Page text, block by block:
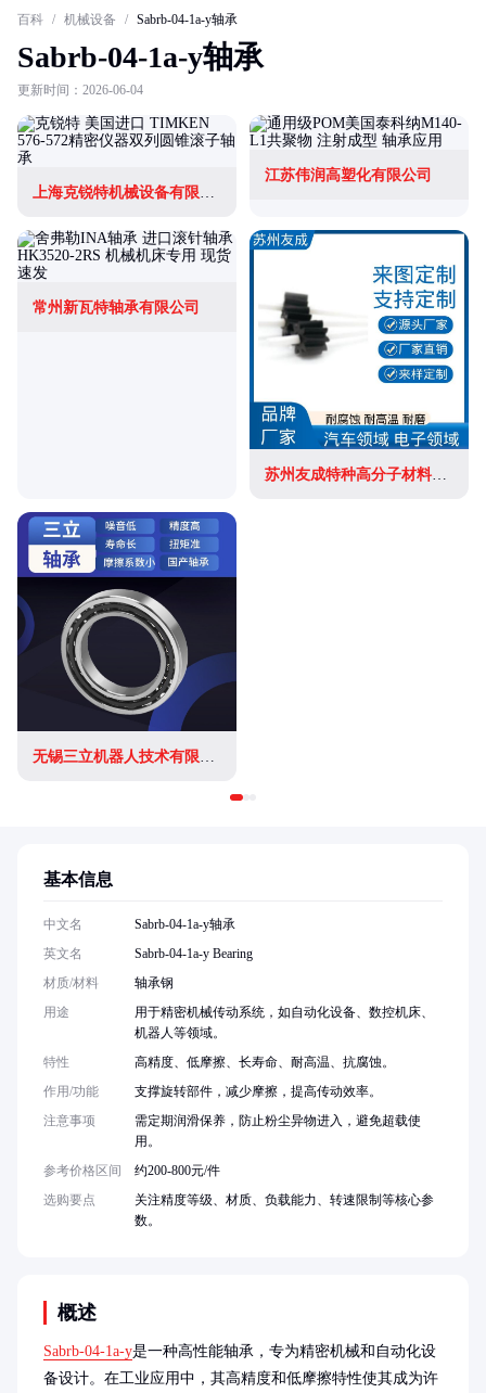
百科 / 机械设备 / Sabrb-04-1a-y轴承
Sabrb-04-1a-y轴承
更新时间：2026-06-04
上海克锐特机械设备有限公司
江苏伟润高塑化有限公司
常州新瓦特轴承有限公司
苏州友成特种高分子材料有限公司
无锡三立机器人技术有限公司
概述
Sabrb-04-1a-y是一种高性能轴承，专为精密机械和自动化设
备设计。在工业应用中，其高精度和低摩擦特性使其成为许
基本信息
中文名
Sabrb-04-1a-y轴承
英文名
Sabrb-04-1a-y Bearing
材质/材料
轴承钢
用途
用于精密机械传动系统，如自动化设备、数控机床、
机器人等领域。
特性
高精度、低摩擦、长寿命、耐高温、抗腐蚀。
作用/功能
支撑旋转部件，减少摩擦，提高传动效率。
注意事项
需定期润滑保养，防止粉尘异物进入，避免超载使
用。
参考价格区间
约200-800元/件
选购要点
关注精度等级、材质、负载能力、转速限制等核心参
数。